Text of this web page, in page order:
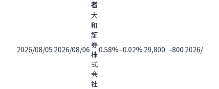
者
2026/08/05 2026/08/06
大
和
証
券
株
式
会
社
0.58% -0.02% 29,800 -800 2026/07/